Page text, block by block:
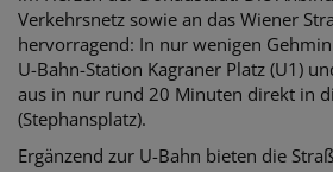
Verkehrsnetz sowie an das Wiener
hervorragend: In nur wenigen
U-Bahn-Station Kagraner Platz (U1)
aus in nur rund 20 Minuten direkt in
(Stephansplatz).
Ergänzend zur U-Bahn bieten die